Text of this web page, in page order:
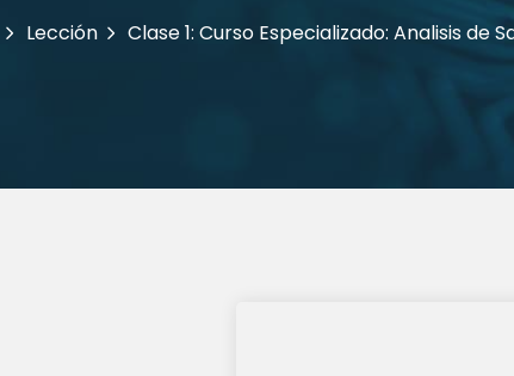
Lección Clase 1: Curso Especializado: Analisis de